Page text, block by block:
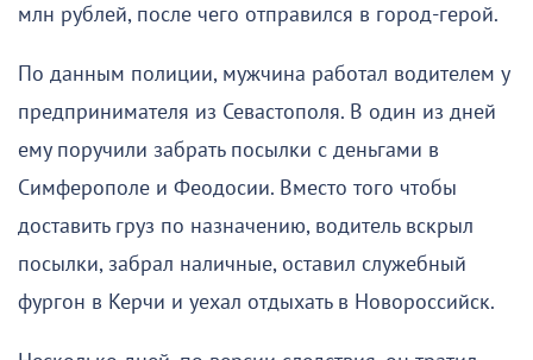
млн рублей, после чего отправился в город-герой.
По данным полиции, мужчина работал водителем у
предпринимателя из Севастополя. В один из дней
ему поручили забрать посылки с деньгами в
Симферополе и Феодосии. Вместо того чтобы
доставить груз по назначению, водитель вскрыл
посылки, забрал наличные, оставил служебный
фургон в Керчи и уехал отдыхать в Новороссийск.